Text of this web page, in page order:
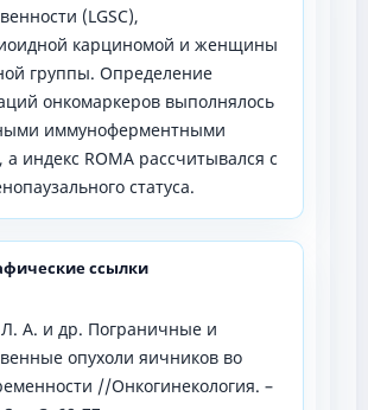
(LGSC),
карциномой и женщины
группы. Определение
онкомаркеров выполнялось
иммуноферментными
индекс ROMA рассчитывался с
статуса.
ссылки
А. и др. Пограничные и
опухоли яичников во
//Онкогинекология. –